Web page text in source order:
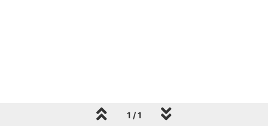
1 / 1